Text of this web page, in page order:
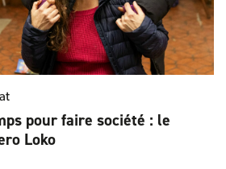
pour faire société : le
Loko